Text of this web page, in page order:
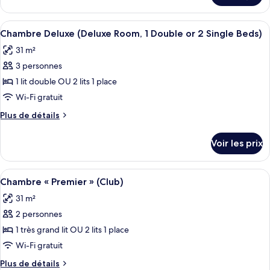
Suite
«
Premier
»
le
type
de
Suite
»
Afficher
toutes
les
photos
pour
ce
type
de
Chambre
Deluxe
(Deluxe
Room,
1
Double
or
2
Single
Une chambre d’hôtel avec un
7
Chambre Deluxe (Deluxe Room, 1 Double or 2 Single Beds)
31 m²
3 personnes
1 lit double OU 2 lits 1 place
Wi-Fi gratuit
Plus de détails
Plus
le
type
de
Chambre
Deluxe
Room,
or
Voir les prix
Afficher
toutes
les
photos
pour
ce
type
Chambre « Premier » (Club) |
9
Chambre « Premier » (Club)
31 m²
2 personnes
1 très grand lit OU 2 lits 1 place
Wi-Fi gratuit
Plus de détails
Plus